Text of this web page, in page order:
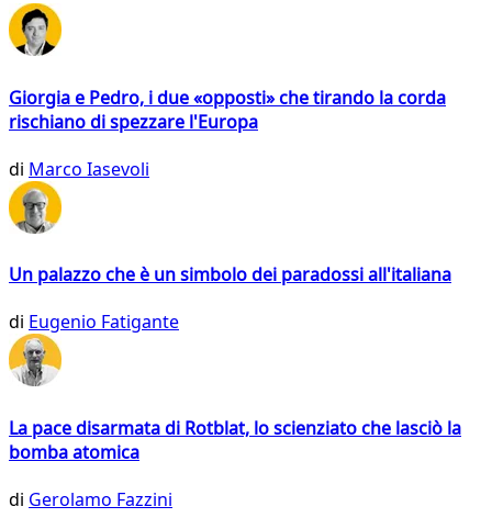
Giorgia e Pedro, i due «opposti» che tirando la corda
rischiano di spezzare l'Europa
di Marco Iasevoli
Un palazzo che è un simbolo dei paradossi all'italiana
di Eugenio Fatigante
La pace disarmata di Rotblat, lo scienziato che lasciò la
bomba atomica
di Gerolamo Fazzini